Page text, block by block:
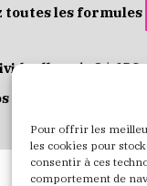
Pour offrir les
les cookies pour
consentir à ces
comportement de
toutes les formules
:de 8 à 35€
places
JE